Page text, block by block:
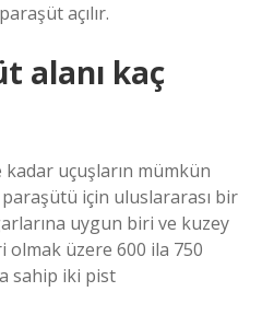
açılır.
alanı kaç
uçuşların mümkün
paraşütü için uluslararası bir
uygun biri ve kuzey
üzere 600 ila 750
sahip iki pist